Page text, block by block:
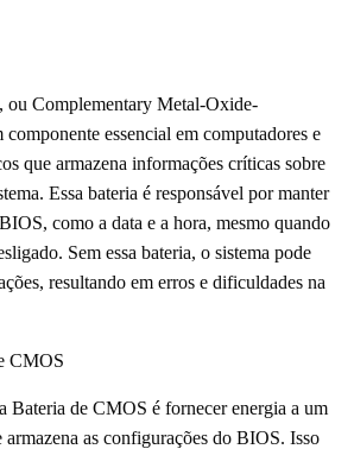
ou Complementary Metal-Oxide-
componente essencial em computadores e
que armazena informações críticas sobre
Essa bateria é responsável por manter
como a data e a hora, mesmo quando
Sem essa bateria, o sistema pode
resultando em erros e dificuldades na
CMOS
Bateria de CMOS é fornecer energia a um
as configurações do BIOS. Isso